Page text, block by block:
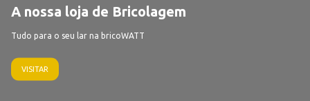
A nossa loja de Bricolagem
Tudo para o seu lar na bricoWATT
VISITAR